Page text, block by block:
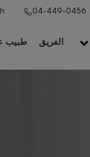
04-449-0456
الفريق طبيب